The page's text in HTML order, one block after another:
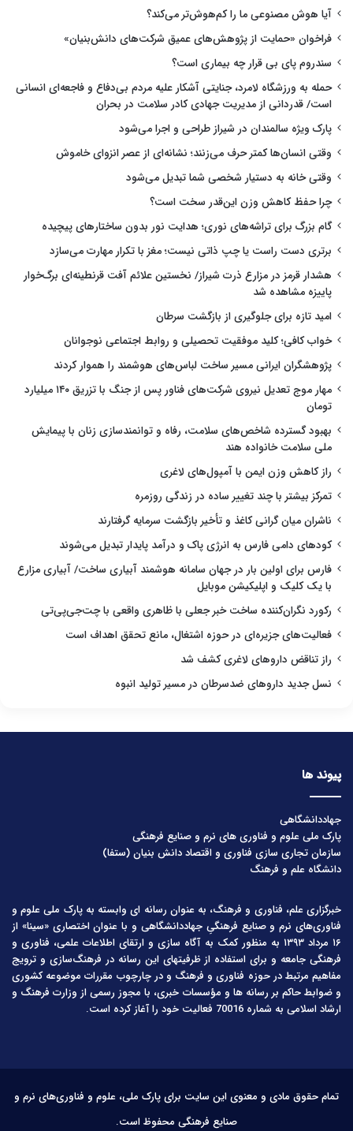
آیا هوش مصنوعی ما را کم‌هوش‌تر می‌کند؟
فراخوان «حمایت از پژوهش‌های عمیق شرکت‌های دانش‌بنیان»
سندروم پای بی قرار چه بیماری است؟
حمله به ورزشگاه لامرد، جنایتی آشکار علیه مردم بی‌دفاع و فاجعه‌ای انسانی
است/ قدردانی از مدیریت جهادی کادر سلامت در بحران
پارک ویژه سالمندان در شیراز طراحی و اجرا می‌شود
وقتی انسان‌ها کمتر حرف می‌زنند؛ نشانه‌ای از عصر انزوای خاموش
وقتی خانه به دستیار شخصی شما تبدیل می‌شود
چرا حفظ کاهش وزن این‌قدر سخت است؟
گام بزرگ برای تراشه‌های نوری؛ هدایت نور بدون ساختارهای پیچیده
برتری دست راست یا چپ ذاتی نیست؛ مغز با تکرار مهارت می‌سازد
هشدار قرمز در مزارع ذرت شیراز/ نخستین علائم آفت قرنطینه‌ای برگ‌خوار
پاییزه مشاهده شد
امید تازه برای جلوگیری از بازگشت سرطان
خواب کافی؛ کلید موفقیت تحصیلی و روابط اجتماعی نوجوانان
پژوهشگران ایرانی مسیر ساخت لباس‌های هوشمند را هموار کردند
مهار موج تعدیل نیروی شرکت‌های فناور پس از جنگ با تزریق ۱۴۰ میلیارد
تومان
بهبود گسترده شاخص‌های سلامت، رفاه و توانمندسازی زنان با پیمایش
ملی سلامت خانواده هند
راز کاهش وزن ایمن با آمپول‌های لاغری
تمرکز بیشتر با چند تغییر ساده در زندگی روزمره
ناشران میان گرانی کاغذ و تأخیر بازگشت سرمایه گرفتارند
کودهای دامی فارس به انرژی پاک و درآمد پایدار تبدیل می‌شوند
فارس برای اولین بار در جهان سامانه هوشمند آبیاری ساخت/ آبیاری مزارع
با یک کلیک و اپلیکیشن موبایل
رکورد نگران‌کننده ساخت خبر جعلی با ظاهری واقعی با چت‌جی‌پی‌تی
فعالیت‌های جزیره‌ای در حوزه اشتغال، مانع تحقق اهداف است
راز تناقض داروهای لاغری کشف شد
نسل جدید داروهای ضدسرطان در مسیر تولید انبوه
پیوند ها
جهاددانشگاهی
پارک ملی علوم و فناوری های نرم و صنایع فرهنگی
سازمان تجاری سازی فناوری و اقتصاد دانش بنیان (ستفا)
دانشگاه علم و فرهنگ
خبرگزاری علم، فناوری و فرهنگ، به عنوان رسانه ای وابسته به پارک ملی علوم و
فناوری‌های نرم و صنایع فرهنگیِ جهاددانشگاهی و با عنوان اختصاری «سینا» از
۱۶ مرداد ۱۳۹۳ به منظور کمک به آگاه سازی و ارتقای اطلاعات علمی، فناوری و
فرهنگی جامعه و برای استفاده از ظرفیتهای این رسانه در فرهنگ‌سازی و ترویج
مفاهیم مرتبط در حوزه فناوری و فرهنگ و در چارچوب مقررات موضوعه کشوری
و ضوابط حاکم بر رسانه ها و مؤسسات خبری، با مجوز رسمی از وزارت فرهنگ و
ارشاد اسلامی به شماره 70016 فعالیت خود را آغاز کرده است.
تمام حقوق مادی و معنوی این سایت برای پارک ملی، علوم و فناوری‌های نرم و
صنایع فرهنگی محفوظ است.